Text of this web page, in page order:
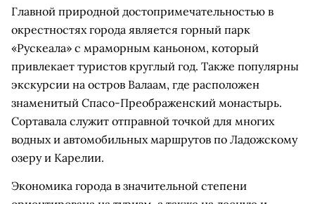
Главной природной достопримечательностью в
окрестностях города является горный парк
«Рускеала» с мраморным каньоном, который
привлекает туристов круглый год. Также популярны
экскурсии на остров Валаам, где расположен
знаменитый Спасо-Преображенский монастырь.
Сортавала служит отправной точкой для многих
водных и автомобильных маршрутов по Ладожскому
озеру и Карелии.
Экономика города в значительной степени